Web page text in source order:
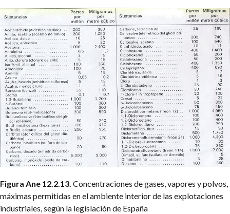
Figura Ane 12.2.13. Concentraciones de gases, vapores y polvos,
máximas permitidas en el ambiente interior de las explotaciones
industriales, según la legislación de España